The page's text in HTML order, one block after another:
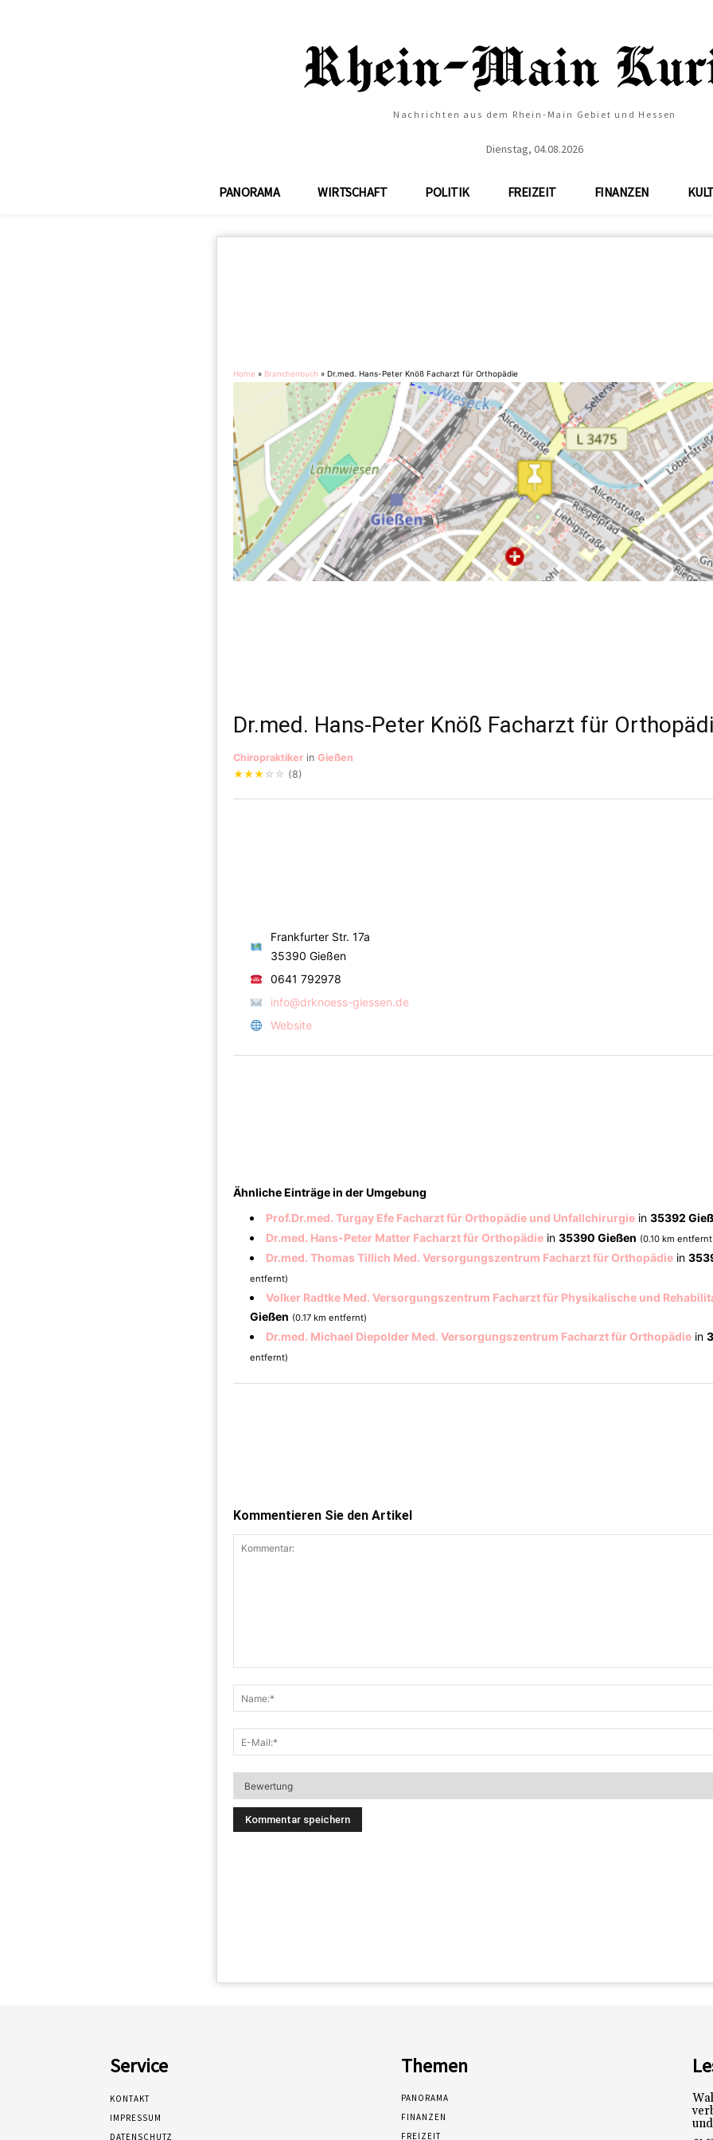
Nachrichten aus dem Rhein-Main Gebiet und Hessen
Dienstag, 04.08.2026
PANORAMA WIRTSCHAFT POLITIK FREIZEIT FINANZEN
Home » Branchenbuch » Dr.med. Hans-Peter Knöß Facharzt für Orthopädie
Dr.med. Hans-Peter Knöß Facharzt für
Chiropraktiker in Gießen
★★★ ☆ ☆ (8)
Frankfurter Str. 17a
35390 Gießen
0641 792978
info@drknoess-giessen.de
Website
Ähnliche Einträge in der Umgebung
Prof.Dr.med. Turgay Efe Facharzt für Orthopädie und Unfallchirurgie in 35392
Dr.med. Hans-Peter Matter Facharzt für Orthopädie in 35390 Gießen (0.10 km
Dr.med. Thomas Tillich Med. Versorgungszentrum Facharzt für Orthopädie in
entfernt)
Volker Radtke Med. Versorgungszentrum Facharzt für Physikalische und
Gießen (0.17 km entfernt)
Dr.med. Michael Diepolder Med. Versorgungszentrum Facharzt für Orthopädie in
entfernt)
Kommentieren Sie den Artikel
Service
KONTAKT
IMPRESSUM
DATENSCHUTZ
Themen
PANORAMA
FINANZEN
FREIZEIT